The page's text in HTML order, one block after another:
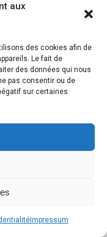
aux
des cookies afin de
Le fait de
des données qui nous
pas consentir ou de
sur certaines
Impressum